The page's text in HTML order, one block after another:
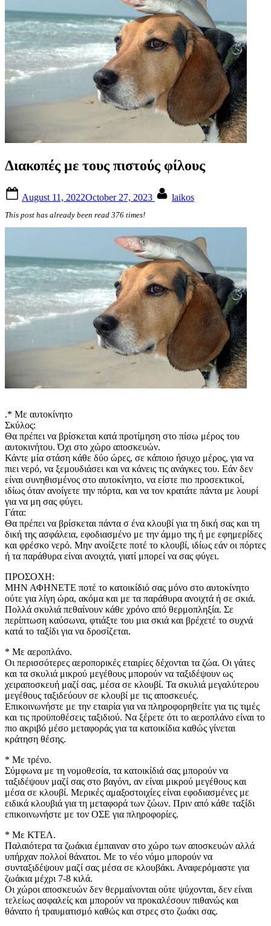
Διακοπές με τους πιστούς φίλους
on
August 11, 2022October 27, 2023 laikos
This post has already been read 376 times!
.* Με αυτοκίνητο
Σκύλος:
Θα πρέπει να βρίσκεται κατά προτίμηση στο πίσω μέρος του
αυτοκινήτου. Όχι στο χώρο αποσκευών.
Κάντε μία στάση κάθε δύο ώρες, σε κάποιο ήσυχο μέρος, για να
πιει νερό, να ξεμουδιάσει και να κάνεις τις ανάγκες του. Εάν δεν
είναι συνηθισμένος στο αυτοκίνητο, να είστε πιο προσεκτικοί,
ιδίως όταν ανοίγετε την πόρτα, και να τον κρατάτε πάντα με λουρί
για να μη σας φύγει.
Γάτα:
Θα πρέπει να βρίσκεται πάντα σ ένα κλουβί για τη δική σας και τη
δική της ασφάλεια, εφοδιασμένο με την άμμο της ή με εφημερίδες
και φρέσκο νερό. Μην ανοίξετε ποτέ το κλουβί, ιδίως εάν οι πόρτες
ή τα παράθυρα είναι ανοιχτά, γιατί μπορεί να σας φύγει.
ΠΡΟΣΟΧΗ:
ΜΗΝ ΑΦΗΝΕΤΕ ποτέ το κατοικίδιό σας μόνο στο αυτοκίνητο
ούτε για λίγη ώρα, ακόμα και με τα παράθυρα ανοιχτά ή σε σκιά.
Πολλά σκυλιά πεθαίνουν κάθε χρόνο από θερμοπληξία. Σε
περίπτωση καύσωνα, φτιάξτε του μια σκιά και βρέχετέ το συχνά
κατά το ταξίδι για να δροσίζεται.
* Με αεροπλάνο.
Οι περισσότερες αεροπορικές εταιρίες δέχονται τα ζώα. Οι γάτες
και τα σκυλιά μικρού μεγέθους μπορούν να ταξιδέψουν ως
χειραποσκευή μαζί σας, μέσα σε κλουβί. Τα σκυλιά μεγαλύτερου
μεγέθους ταξιδεύουν σε κλουβί με τις αποσκευές.
Επικοινωνήστε με την εταιρία για να πληροφορηθείτε για τις τιμές
και τις προϋποθέσεις ταξιδιού. Να ξέρετε ότι το αεροπλάνο είναι το
πιο ακριβό μέσο μεταφοράς για τα κατοικίδια καθώς γίνεται
κράτηση θέσης.
* Με τρένο.
Σύμφωνα με τη νομοθεσία, τα κατοικίδιά σας μπορούν να
ταξιδέψουν μαζί σας στο βαγόνι, αν είναι μικρού μεγέθους και
μέσα σε κλουβί. Μερικές αμαξοστοιχίες είναι εφοδιασμένες με
ειδικά κλουβιά για τη μεταφορά των ζώων. Πριν από κάθε ταξίδι
επικοινωνήστε με τον ΟΣΕ για πληροφορίες.
* Με ΚΤΕΛ.
Παλαιότερα τα ζωάκια έμπαιναν στο χώρο των αποσκευών αλλά
υπήρχαν πολλοί θάνατοι. Με το νέο νόμο μπορούν να
συνταξιδέψουν μαζί σας μέσα σε κλουβάκι. Αναφερόμαστε για
ζωάκια μέχρι 7-8 κιλά.
Οι χώροι αποσκευών δεν θερμαίνονται ούτε ψύχονται, δεν είναι
τελείως ασφαλείς και μπορούν να προκαλέσουν πιθανώς και
θάνατο ή τραυματισμό καθώς και στρες στο ζωάκι σας.